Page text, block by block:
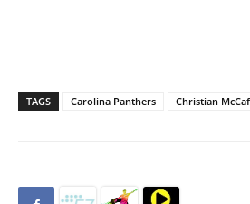
TAGS Carolina Panthers Christian